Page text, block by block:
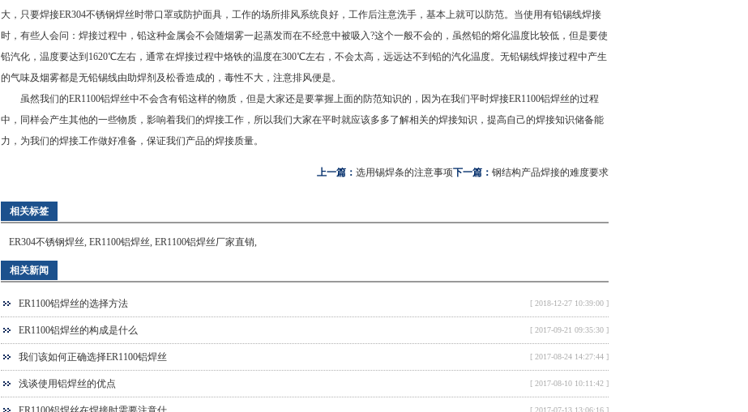
大，只要焊接ER304不锈钢焊丝时带口罩或防护面具，工作的场所排风系统良好，工作后注意洗手，基本上就可以防范。当使用有铅锡线焊接
时，有些人会问：焊接过程中，铅这种金属会不会随烟雾一起蒸发而在不经意中被吸入?这个一般不会的，虽然铅的熔化温度比较低，但是要使
铅汽化，温度要达到1620℃左右，通常在焊接过程中烙铁的温度在300℃左右，不会太高，远远达不到铅的汽化温度。无铅锡线焊接过程中产生
的气味及烟雾都是无铅锡线由助焊剂及松香造成的，毒性不大，注意排风便是。
虽然我们的ER1100铝焊丝中不会含有铅这样的物质，但是大家还是要掌握上面的防范知识的，因为在我们平时焊接ER1100铝焊丝的过程
中，同样会产生其他的一些物质，影响着我们的焊接工作，所以我们大家在平时就应该多多了解相关的焊接知识，提高自己的焊接知识储备能
力，为我们的焊接工作做好准备，保证我们产品的焊接质量。
上一篇： 选用锡焊条的注意事项下一篇： 钢结构产品焊接的难度要求
相关标签
ER304不锈钢焊丝, ER1100铝焊丝, ER1100铝焊丝厂家直销,
相关新闻
ER1100铝焊丝的选择方法 [ 2018-12-27 10:39:00 ]
ER1100铝焊丝的构成是什么 [ 2017-09-21 09:35:30 ]
我们该如何正确选择ER1100铝焊丝 [ 2017-08-24 14:27:44 ]
浅谈使用铝焊丝的优点 [ 2017-08-10 10:11:42 ]
[ 2017-07-13 13:06:16 ]